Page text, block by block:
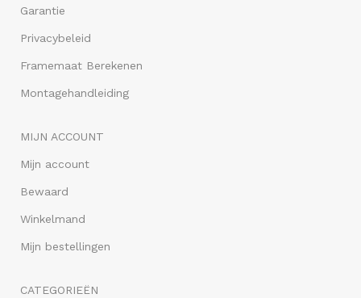
Garantie
Privacybeleid
Framemaat Berekenen
Montagehandleiding
MIJN ACCOUNT
Mijn account
Bewaard
Winkelmand
Mijn bestellingen
CATEGORIEËN